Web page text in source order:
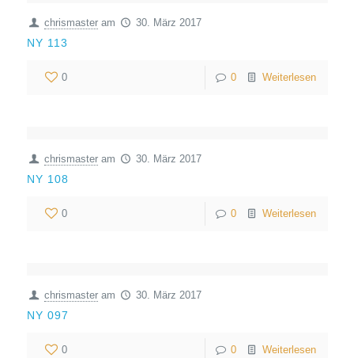
chrismaster am 30. März 2017
NY 113
0 0 Weiterlesen
chrismaster am 30. März 2017
NY 108
0 0 Weiterlesen
chrismaster am 30. März 2017
NY 097
0 0 Weiterlesen